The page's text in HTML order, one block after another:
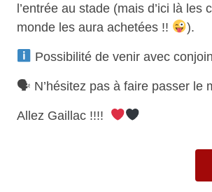
l’entrée au stade (mais d’ici là
monde les aura achetées !!
).
Possibilité de venir avec
🗣 N’hésitez pas à faire passer le
Allez Gaillac !!!!